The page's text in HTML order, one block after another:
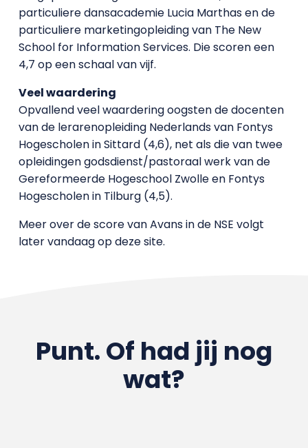
particuliere dansacademie Lucia Marthas en de
particuliere marketingopleiding van The New
School for Information Services. Die scoren een
4,7 op een schaal van vijf.
Veel waardering
Opvallend veel waardering oogsten de docenten
van de lerarenopleiding Nederlands van Fontys
Hogescholen in Sittard (4,6), net als die van twee
opleidingen godsdienst/pastoraal werk van de
Gereformeerde Hogeschool Zwolle en Fontys
Hogescholen in Tilburg (4,5).
Meer over de score van Avans in de NSE volgt
later vandaag op deze site.
Punt. Of had jij nog
wat?